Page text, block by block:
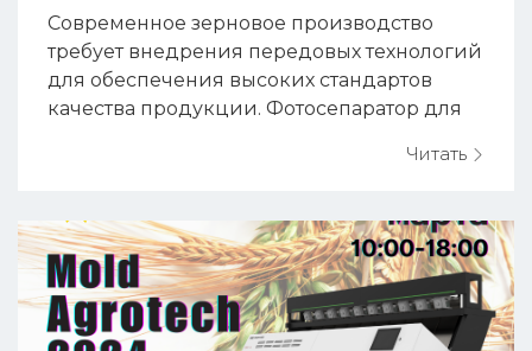
Современное зерновое производство
требует внедрения передовых технологий
для обеспечения высоких стандартов
качества продукции. Фотосепаратор для
инструментом для производителей,
международные рынки и увеличить
доходность своего предприятия. Что такое
фотосепаратор для зерна и каков
принцип его работы Фотосепаратор...
Читать